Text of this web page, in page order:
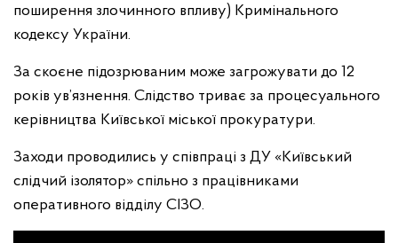
поширення злочинного впливу) Кримінального
кодексу України.
За скоєне підозрюваним може загрожувати до 12
років ув’язнення. Слідство триває за процесуального
керівництва Київської міської прокуратури.
Заходи проводились у співпраці з ДУ «Київський
слідчий ізолятор» спільно з працівниками
оперативного відділу СІЗО.